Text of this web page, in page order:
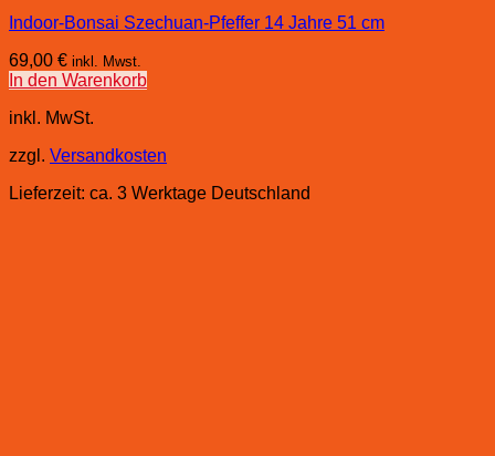
Indoor-Bonsai Szechuan-Pfeffer 14 Jahre 51 cm
69,00 € inkl. Mwst.
In den Warenkorb
inkl. MwSt.
zzgl. Versandkosten
Lieferzeit: ca. 3 Werktage Deutschland